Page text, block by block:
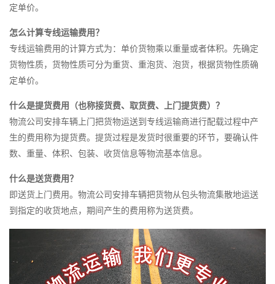
定单价。
怎么计算专线运输费用？
专线运输费用的计算方式为：单价货物乘以重量或者体积。先确定
货物性质，货物性质可分为重货、重泡货、泡货，根据货物性质确
定单价。
什么是提货费用（也称接货费、取货费、上门提货费）？
物流公司安排车辆上门把货物运送到专线运输商进行配载过程中产
生的费用称为提货费。提货过程是发货时很重要的环节，要确认件
数、重量、体积、包装、收货信息等物流基本信息。
什么是送货费用？
即送货上门费用。物流公司安排车辆把货物从包头物流集散地运送
到指定的收货地点，期间产生的费用称为送货费。